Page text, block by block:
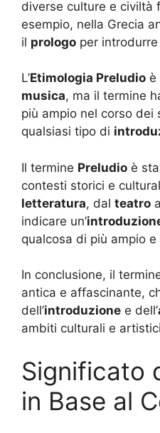
diverse culture e civiltà
esempio, nella Grecia
il prologo per
L’Etimologia Preludio è
musica, ma il termine
più ampio nel corso dei
qualsiasi tipo di
Il termine Preludio è
contesti storici e
letteratura, dal teatro
indicare un’
qualcosa di più ampio
In conclusione, il
antica e affascinante,
dell’introduzione e dell’
ambiti culturali e
Significato
in Base al